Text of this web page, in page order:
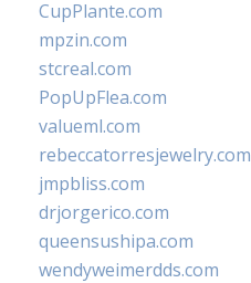
CupPlante.com
mpzin.com
stcreal.com
PopUpFlea.com
valueml.com
rebeccatorresjewelry.com
jmpbliss.com
drjorgerico.com
queensushipa.com
wendyweimerdds.com